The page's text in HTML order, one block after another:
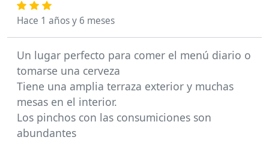
Hace 1 años y 6 meses
Un lugar perfecto para comer el menú diario o
tomarse una cerveza
Tiene una amplia terraza exterior y muchas
mesas en el interior.
Los pinchos con las consumiciones son
abundantes